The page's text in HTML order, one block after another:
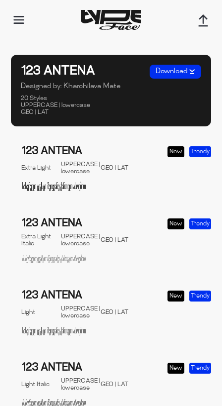
123 ANTENA
Download
Designed by: Kharchilava Mate
20 Styles
UPPERCASE | lowercase
GEO | LAT
123 ANTENA New Trendy
Extra Light
UPPERCASE |
lowercase
GEO | LAT
123 ANTENA New Trendy
Extra Light
Italic
UPPERCASE |
lowercase
GEO | LAT
123 ANTENA New Trendy
Light
UPPERCASE |
lowercase
GEO | LAT
123 ANTENA New Trendy
Light Italic
UPPERCASE |
lowercase
GEO | LAT